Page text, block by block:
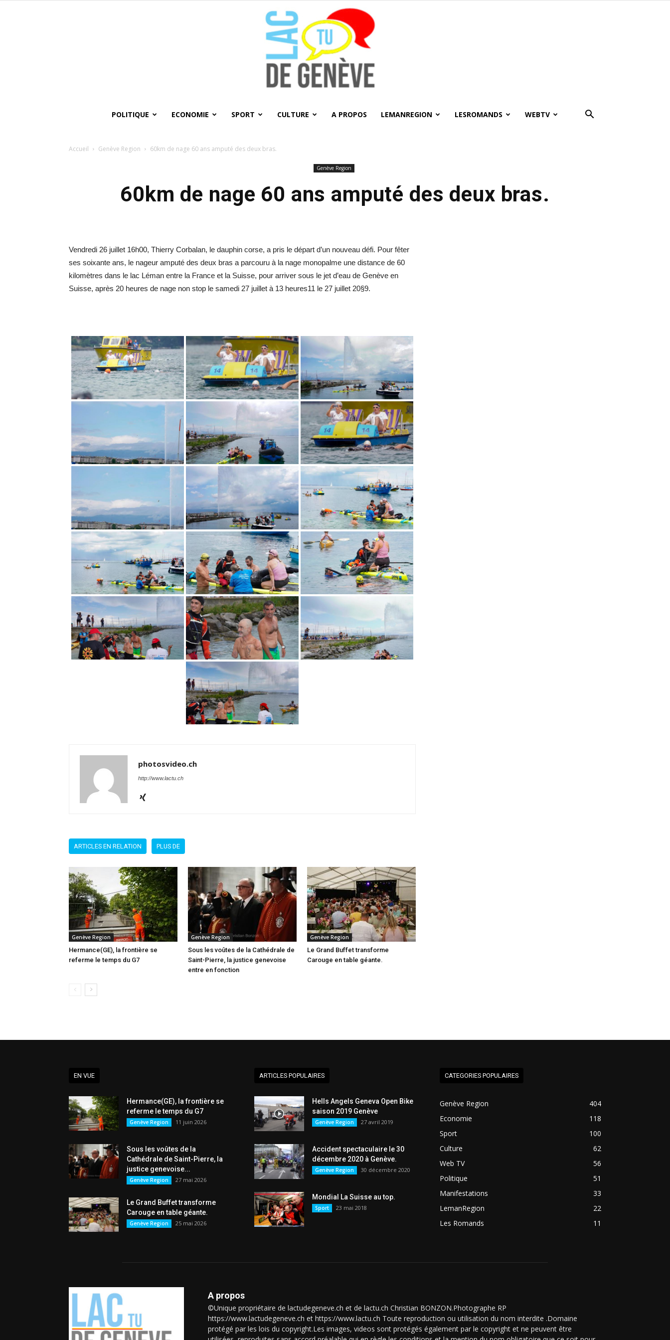
POLITIQUE ECONOMIE SPORT CULTURE A PROPOS LEMANREGION LESROMANDS WEBTV
Accueil Genève Region 60km de nage 60 ans amputé des deux bras.
Genève Region
60km de nage 60 ans amputé des deux bras.
Vendredi 26 juillet 16h00, Thierry Corbalan, le dauphin corse, a pris le départ d’un nouveau défi. Pour fêter
ses soixante ans, le nageur amputé des deux bras a parcouru à la nage monopalme une distance de 60
kilomètres dans le lac Léman entre la France et la Suisse, pour arriver sous le jet d’eau de Genève en
Suisse, après 20 heures de nage non stop le samedi 27 juillet à 13 heures11 le 27 juillet 20§9.
photosvideo.ch
http://www.lactu.ch
ARTICLES EN RELATION PLUS DE
Genève Region
Hermance(GE), la frontière se
referme le temps du G7
Genève Region
Sous les voûtes de la Cathédrale de
Saint-Pierre, la justice genevoise
entre en fonction
Genève Region
Le Grand Buffet transforme
Carouge en table géante.
EN VUE
Hermance(GE), la frontière se
referme le temps du G7
Genève Region 11 juin 2026
Sous les voûtes de la
Cathédrale de Saint-Pierre, la
justice genevoise...
Genève Region 27 mai 2026
Le Grand Buffet transforme
Carouge en table géante.
Genève Region 25 mai 2026
ARTICLES POPULAIRES
Hells Angels Geneva Open Bike
saison 2019 Genève
Genève Region 27 avril 2019
Accident spectaculaire le 30
décembre 2020 à Genève.
Genève Region 30 décembre 2020
Mondial La Suisse au top.
Sport 23 mai 2018
CATEGORIES POPULAIRES
Genève Region
404
Economie
118
Sport
100
Culture
62
Web TV
56
Politique
51
Manifestations
33
LemanRegion
22
Les Romands
11
A propos
©Unique propriétaire de lactudegeneve.ch et de lactu.ch Christian BONZON.Photographe RP
https://www.lactudegeneve.ch et https://www.lactu.ch Toute reproduction ou utilisation du nom interdite .Domaine
protégé par les lois du copyright.Les images, videos sont protégés également par le copyright et ne peuvent être